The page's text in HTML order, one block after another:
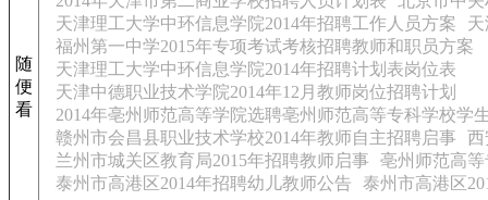
随
便
看
天津理工大学中环信息学院2014年招聘工作人员方案
福州第一中学2015年专项考试考核招聘教师和职员方案
天津理工大学中环信息学院2014年招聘计划表岗位表
天津中德职业技术学院2014年12月教师岗位招聘计划
2014年亳州师范高等学院选聘亳州师范高等专科学校学
赣州市会昌县职业技术学校2014年教师自主招聘启事
西
兰州市城关区教育局2015年招聘教师启事
亳州师范高等
泰州市高港区2014年招聘幼儿教师公告
泰州市高港区